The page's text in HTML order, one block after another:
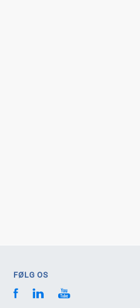
FØLG OS